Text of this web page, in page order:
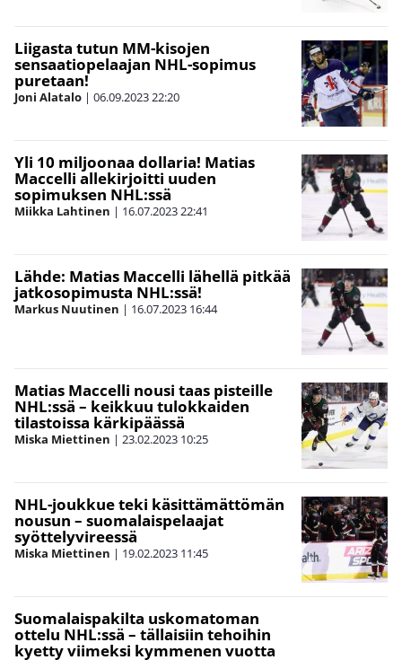
Liigasta tutun MM-kisojen
sensaatiopelaajan NHL-sopimus
puretaan!
Joni Alatalo | 06.09.202322:20
Yli 10 miljoonaa dollaria! Matias
Maccelli allekirjoitti uuden
sopimuksen NHL:ssä
Miikka Lahtinen | 16.07.202322:41
Lähde: Matias Maccelli lähellä pitkää
jatkosopimusta NHL:ssä!
Markus Nuutinen | 16.07.2023 16:44
Matias Maccelli nousi taas pisteille
NHL:ssä – keikkuu tulokkaiden
tilastoissa kärkipäässä
Miska Miettinen | 23.02.2023 10:25
NHL-joukkue teki käsittämättömän
nousun – suomalaispelaajat
syöttelyvireessä
Miska Miettinen | 19.02.2023 11:45
Suomalaispakilta uskomatoman
ottelu NHL:ssä – tällaisiin tehoihin
kyetty viimeksi kymmenen vuotta